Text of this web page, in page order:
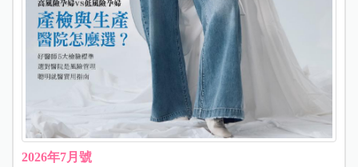
2026年7月號